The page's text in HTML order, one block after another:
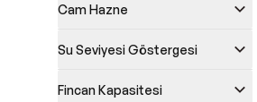
Cam Hazne
Su Seviyesi Göstergesi
Fincan Kapasitesi